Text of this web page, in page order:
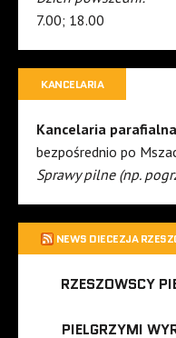
7.00; 18.00
KANCELARIA
Kancelaria parafialna
bezpośrednio po
Sprawy pilne (np.
NEWS DIECEZJA
RZESZOWSCY
PIELGRZYMI